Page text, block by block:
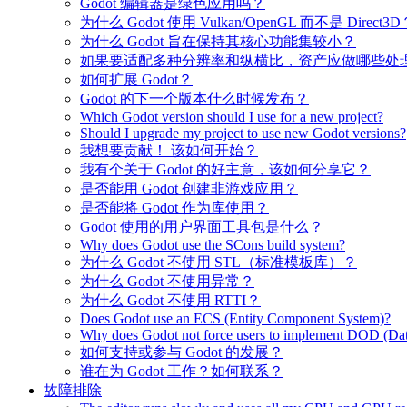
Godot 编辑器是绿色应用吗？
为什么 Godot 使用 Vulkan/OpenGL 而不是 Direct3D
为什么 Godot 旨在保持其核心功能集较小？
如果要适配多种分辨率和纵横比，资产应做哪些处
如何扩展 Godot？
Godot 的下一个版本什么时候发布？
Which Godot version should I use for a new project?
Should I upgrade my project to use new Godot versions?
我想要贡献！ 该如何开始？
我有个关于 Godot 的好主意，该如何分享它？
是否能用 Godot 创建非游戏应用？
是否能将 Godot 作为库使用？
Godot 使用的用户界面工具包是什么？
Why does Godot use the SCons build system?
为什么 Godot 不使用 STL（标准模板库）？
为什么 Godot 不使用异常？
为什么 Godot 不使用 RTTI？
Does Godot use an ECS (Entity Component System)?
Why does Godot not force users to implement DOD
如何支持或参与 Godot 的发展？
谁在为 Godot 工作？如何联系？
故障排除